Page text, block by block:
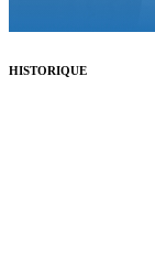
HISTORIQUE